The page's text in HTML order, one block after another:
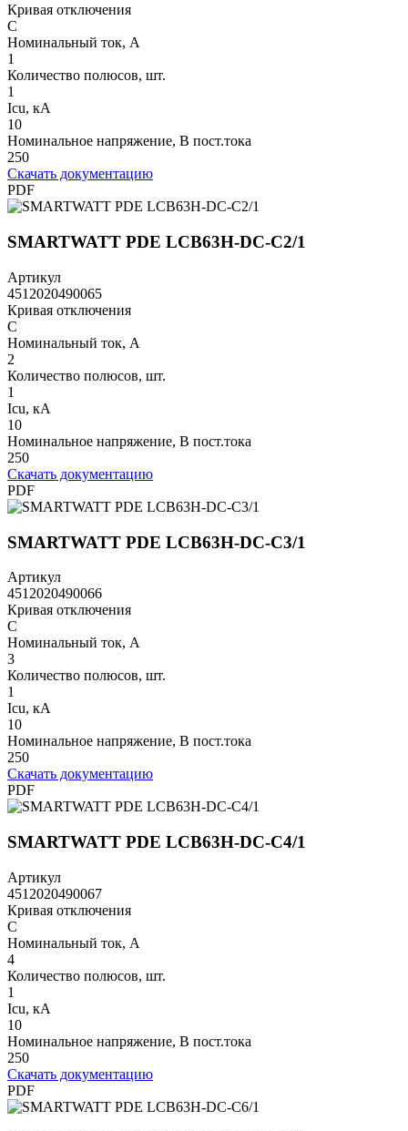
Кривая отключения
C
Номинальный ток, А
1
Количество полюсов, шт.
1
Icu, кА
10
Номинальное напряжение, В пост.тока
250
Скачать документацию
PDF
SMARTWATT PDE LCB63H-DC-C2/1
Артикул
4512020490065
Кривая отключения
C
Номинальный ток, А
2
Количество полюсов, шт.
1
Icu, кА
10
Номинальное напряжение, В пост.тока
250
Скачать документацию
PDF
SMARTWATT PDE LCB63H-DC-C3/1
Артикул
4512020490066
Кривая отключения
C
Номинальный ток, А
3
Количество полюсов, шт.
1
Icu, кА
10
Номинальное напряжение, В пост.тока
250
Скачать документацию
PDF
SMARTWATT PDE LCB63H-DC-C4/1
Артикул
4512020490067
Кривая отключения
C
Номинальный ток, А
4
Количество полюсов, шт.
1
Icu, кА
10
Номинальное напряжение, В пост.тока
250
Скачать документацию
PDF